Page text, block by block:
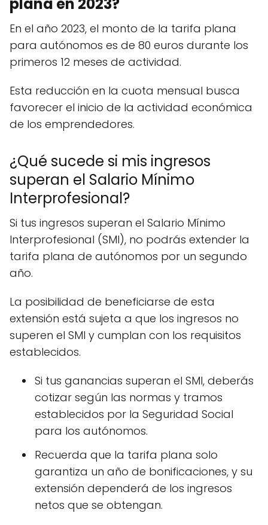
En el año 2023, el monto de la tarifa plana
para autónomos es de 80 euros durante los
primeros 12 meses de actividad.
Esta reducción en la cuota mensual busca
favorecer el inicio de la actividad económica
de los emprendedores.
¿Qué sucede si mis ingresos
superan el Salario Mínimo
Interprofesional?
Si tus ingresos superan el Salario Mínimo
Interprofesional (SMI), no podrás extender la
tarifa plana de autónomos por un segundo
año.
La posibilidad de beneficiarse de esta
extensión está sujeta a que los ingresos no
superen el SMI y cumplan con los requisitos
establecidos.
Si tus ganancias superan el SMI, deberás
cotizar según las normas y tramos
establecidos por la Seguridad Social
para los autónomos.
Recuerda que la tarifa plana solo
garantiza un año de bonificaciones, y su
extensión dependerá de los ingresos
netos que se obtengan.